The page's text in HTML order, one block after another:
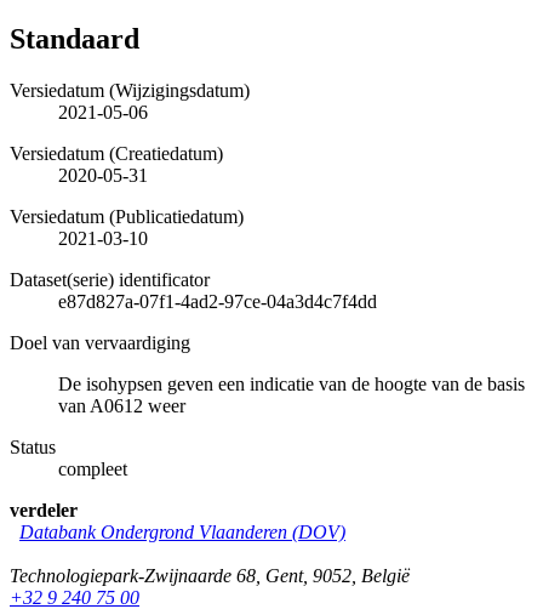
Standaard
Versiedatum (Wijzigingsdatum)
2021-05-06
Versiedatum (Creatiedatum)
2020-05-31
Versiedatum (Publicatiedatum)
2021-03-10
Dataset(serie) identificator
e87d827a-07f1-4ad2-97ce-04a3d4c7f4dd
Doel van vervaardiging
De isohypsen geven een indicatie van de hoogte van de basis
van A0612 weer
Status
compleet
verdeler
Databank Ondergrond Vlaanderen (DOV)
Technologiepark-Zwijnaarde 68 Gent, 9052 België
+32 9 240 75 00